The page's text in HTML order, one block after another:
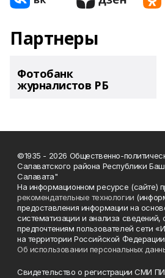
Партнеры
Фотобанк
журналистов РБ
©1935 - 2026 Общественно-
Салаватского района Республики
Салавата"
На информационном ресурсе (сайте)
рекомендательные технологии
предоставления информации на
систематизации и анализа сведений,
предпочтениям пользователей сети
на территории Российской
Об использовании персональных
Свидетельство о регистрации СМИ